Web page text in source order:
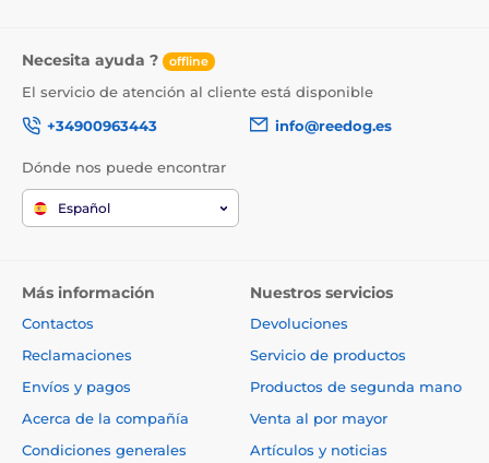
Necesita ayuda ? offline
El servicio de atención al cliente está disponible
+34900963443
info@reedog.es
Dónde nos puede encontrar
Español
Más información
Contactos
Reclamaciones
Envíos y pagos
Acerca de la compañía
Condiciones generales
Nuestros servicios
Devoluciones
Servicio de productos
Productos de segunda mano
Venta al por mayor
Artículos y noticias